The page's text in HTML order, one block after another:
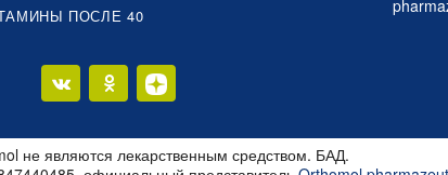
ПОСЛЕ 40
не являются лекарственным средством. БАД.